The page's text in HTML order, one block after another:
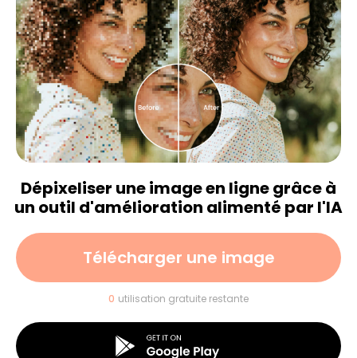
Dépixeliser une image en ligne grâce à
un outil d'amélioration alimenté par l'IA
Télécharger une image
0 utilisation gratuite restante